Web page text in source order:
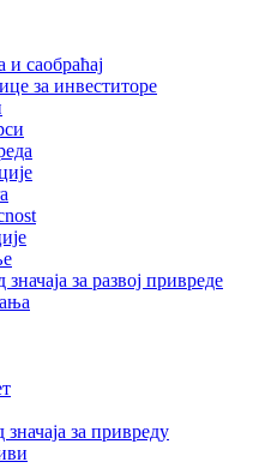
саобраћај
за инвеститоре
значаја за развој привреде
за привреду